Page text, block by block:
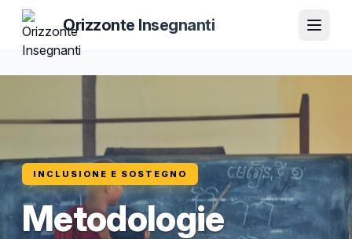
Orizzonte Insegnanti
INCLUSIONE E SOSTEGNO
Metodologie